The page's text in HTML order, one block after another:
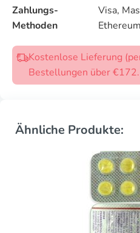
Zahlungs-
Methoden
Visa,
Ethereum
Kostenlose Lieferung
Bestellungen über
Ähnliche Produkte: